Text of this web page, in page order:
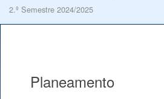
2.º Semestre 2024/2025
Planeamento